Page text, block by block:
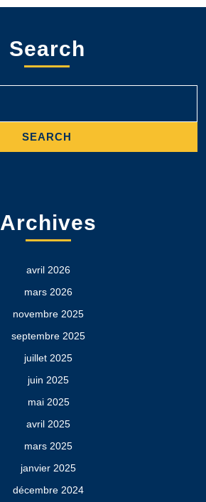
Search
Archives
avril 2026
mars 2026
novembre 2025
septembre 2025
juillet 2025
juin 2025
mai 2025
avril 2025
mars 2025
janvier 2025
décembre 2024